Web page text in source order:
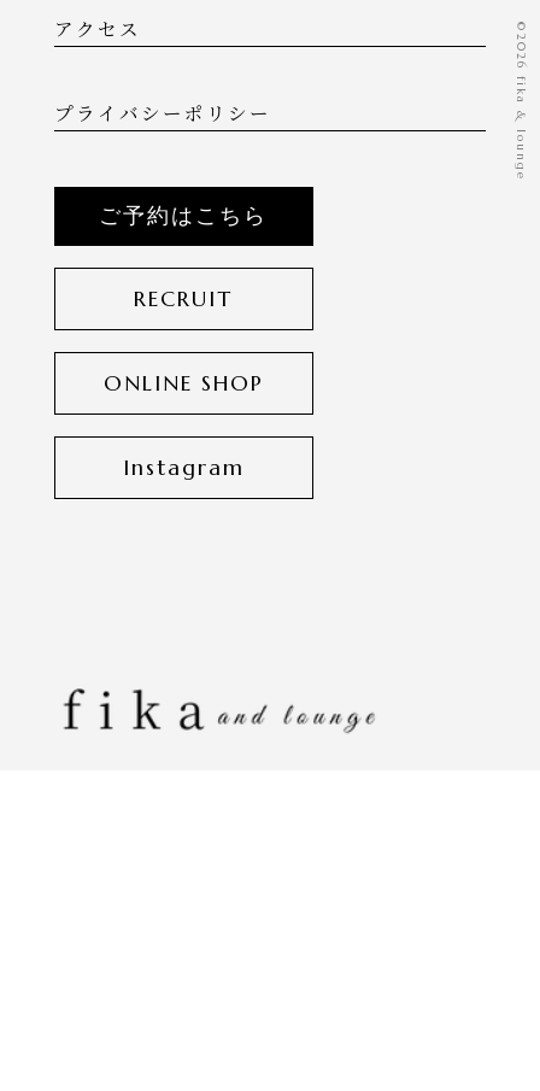
アクセス
プライバシーポリシー
ご予約はこちら
RECRUIT
ONLINE SHOP
Instagram
©️2026 fika & lounge